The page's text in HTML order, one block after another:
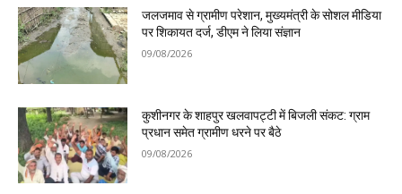
जलजमाव से ग्रामीण परेशान, मुख्यमंत्री के सोशल मीडिया
पर शिकायत दर्ज, डीएम ने लिया संज्ञान
09/08/2026
कुशीनगर के शाहपुर खलवापट्टी में बिजली संकट: ग्राम
प्रधान समेत ग्रामीण धरने पर बैठे
09/08/2026